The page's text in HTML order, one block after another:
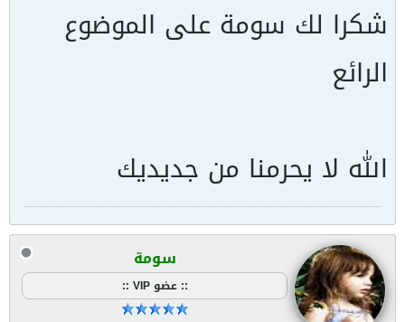
شكرا لك سومة على الموضوع
الرائع
الله لا يحرمنا من جديديك
سومة
:: عضو VIP ::